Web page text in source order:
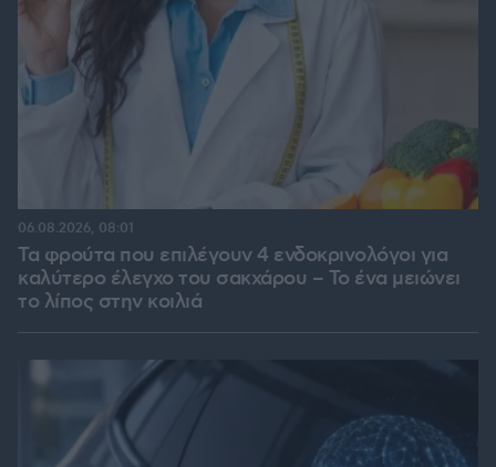
Τα φρούτα που επιλέγουν 4 ενδοκρινολόγοι για
καλύτερο έλεγχο του σακχάρου – Το ένα μειώνει
το λίπος στην κοιλιά
06.08.2026, 08:01